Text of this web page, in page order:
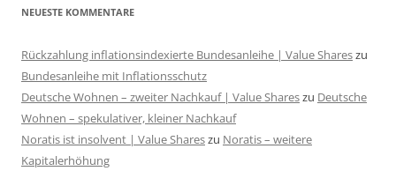
NEUESTE KOMMENTARE
Rückzahlung inflationsindexierte Bundesanleihe | Value Shareszu
Bundesanleihe mit Inflationsschutz
Deutsche Wohnen – zweiter Nachkauf | Value Shareszu Deutsche
Wohnen – spekulativer, kleiner Nachkauf
Noratis ist insolvent | Value Shareszu Noratis – weitere
Kapitalerhöhung